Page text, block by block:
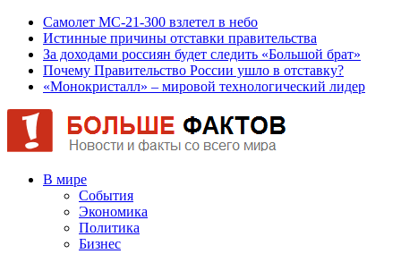
Самолет МС-21-300 взлетел в небо
Истинные причины отставки правительства
За доходами россиян будет следить «Большой брат»
Почему Правительство России ушло в отставку?
«Монокристалл» – мировой технологический лидер
В мире
События
Экономика
Политика
Бизнес